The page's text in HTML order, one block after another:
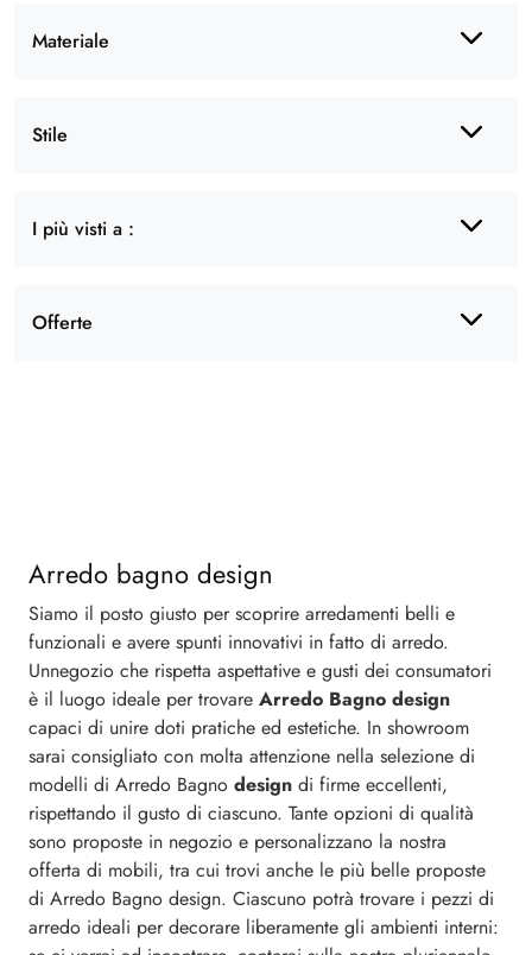
Materiale
Stile
I più visti a :
Offerte
Arredo bagno design
Siamo il posto giusto per scoprire arredamenti belli e
funzionali e avere spunti innovativi in fatto di arredo.
Unnegozio che rispetta aspettative e gusti dei consumatori
è il luogo ideale per trovare Arredo Bagno design
capaci di unire doti pratiche ed estetiche. In showroom
sarai consigliato con molta attenzione nella selezione di
modelli di Arredo Bagno design di firme eccellenti,
rispettando il gusto di ciascuno. Tante opzioni di qualità
sono proposte in negozio e personalizzano la nostra
offerta di mobili, tra cui trovi anche le più belle proposte
di Arredo Bagno design. Ciascuno potrà trovare i pezzi di
arredo ideali per decorare liberamente gli ambienti interni: